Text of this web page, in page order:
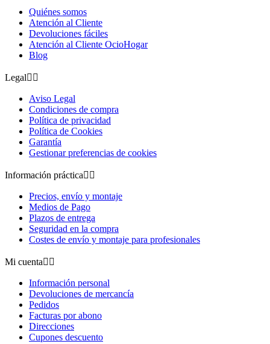
Quiénes somos
Atención al Cliente
Devoluciones fáciles
Atención al Cliente OcioHogar
Blog
Legal 
Aviso Legal
Condiciones de compra
Política de privacidad
Política de Cookies
Garantía
Gestionar preferencias de cookies
Información práctica 
Precios, envío y montaje
Medios de Pago
Plazos de entrega
Seguridad en la compra
Costes de envío y montaje para profesionales
Mi cuenta 
Información personal
Devoluciones de mercancía
Pedidos
Facturas por abono
Direcciones
Cupones descuento